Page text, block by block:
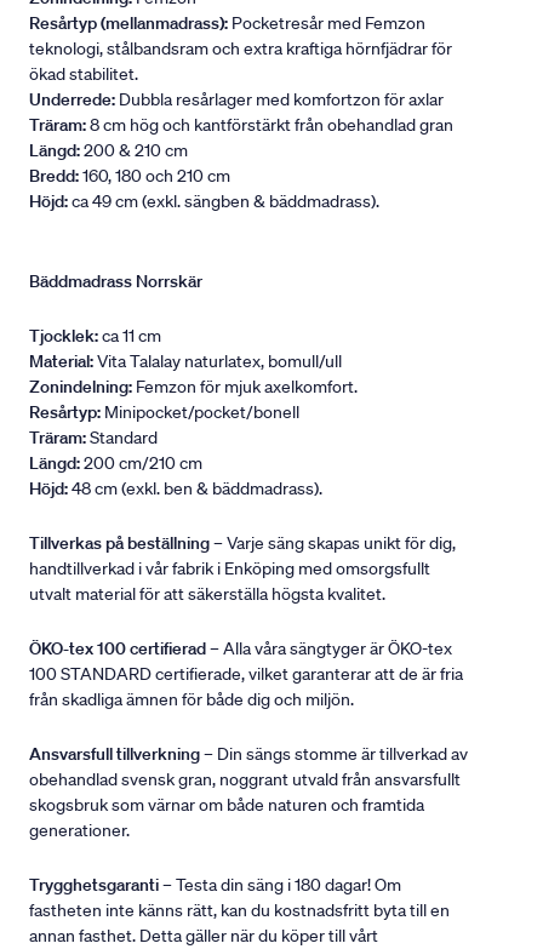
Resårtyp (mellanmadrass): Pocketresår med Femzon
teknologi, stålbandsram och extra kraftiga hörnfjädrar för
ökad stabilitet.
Underrede: Dubbla resårlager med komfortzon för axlar
Träram:8 cm hög och kantförstärkt från obehandlad gran
Längd:200 & 210 cm
Bredd:160, 180 och 210 cm
Höjd:ca 49 cm (exkl. sängben & bäddmadrass).
Bäddmadrass Norrskär
Tjocklek:ca 11 cm
Material:Vita Talalay naturlatex, bomull/ull
Zonindelning: Femzon för mjuk axelkomfort.
Resårtyp: Minipocket/pocket/bonell
Träram:Standard
Längd:200 cm/210 cm
Höjd:48 cm (exkl. ben & bäddmadrass).
Tillverkas på beställning– Varje säng skapas unikt för dig,
handtillverkad i vår fabrik i Enköping med omsorgsfullt
utvalt material för att säkerställa högsta kvalitet.
ÖKO-tex 100 certifierad– Alla våra sängtyger är ÖKO-tex
100 STANDARD certifierade, vilket garanterar att de är fria
från skadliga ämnen för både dig och miljön.
Ansvarsfull tillverkning– Din sängs stomme är tillverkad av
obehandlad svensk gran, noggrant utvald från ansvarsfullt
skogsbruk som värnar om både naturen och framtida
generationer.
Trygghetsgaranti– Testa din säng i 180 dagar! Om
fastheten inte känns rätt, kan du kostnadsfritt byta till en
annan fasthet. Detta gäller när du köper till vårt